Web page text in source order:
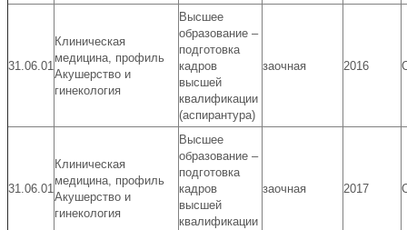
31.06.01
Клиническая
медицина, профиль
Акушерство и
гинекология
Высшее
образование –
подготовка
кадров
высшей
квалификации
(аспирантура)
заочная 2016
31.06.01
Клиническая
медицина, профиль
Акушерство и
гинекология
Высшее
образование –
подготовка
кадров
высшей
квалификации
заочная 2017